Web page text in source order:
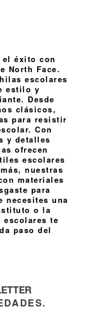
el éxito con
North Face.
escolares
estilo y
Desde
clásicos,
para resistir
Con
y detalles
ofrecen
escolares
nuestras
materiales
para
necesites una
o la
te
paso del